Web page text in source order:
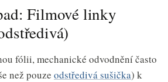
Filmové linky
fólii, mechanické odvodnění často
než pouze odstředivá sušička) k